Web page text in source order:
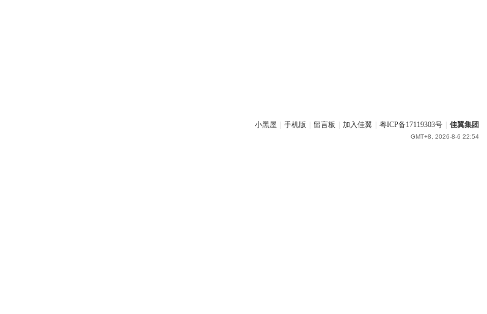
小黑屋 手机版 留言板 加入佳翼 粤ICP备17119303号 佳翼集团
GMT+8, 2026-8-6 22:54